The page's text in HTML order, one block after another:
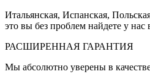
Итальянская, Испанская,
это вы без проблем найдете у нас
РАСШИРЕННАЯ ГАРАНТИЯ
Мы абсолютно уверены в